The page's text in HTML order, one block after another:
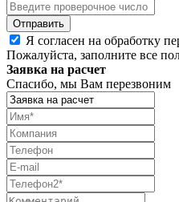
Я согласен на обработку
Пожалуйста, заполните все
Заявка на расчет
Спасибо, мы Вам перезвоним